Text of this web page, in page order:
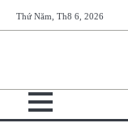
to
Thứ Năm, Th8 6, 2026